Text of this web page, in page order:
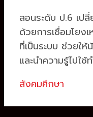
สอนระดับ ป.6 เปลี่
ด้วยการเชื่อมโยง
ที่เป็นระบบ ช่วยใ
และนำความรู้ไปใ
สังคมศึกษา